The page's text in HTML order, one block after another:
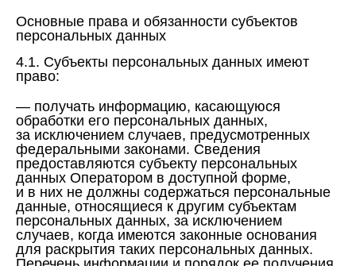
Основные права и обязанности субъектов
персональных данных
4.1. Субъекты персональных данных имеют
право:
— получать информацию, касающуюся
обработки его персональных данных,
за исключением случаев, предусмотренных
федеральными законами. Сведения
предоставляются субъекту персональных
данных Оператором в доступной форме,
и в них не должны содержаться персональные
данные, относящиеся к другим субъектам
персональных данных, за исключением
случаев, когда имеются законные основания
для раскрытия таких персональных данных.